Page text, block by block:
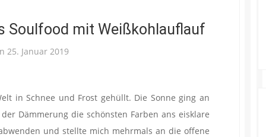
Soulfood mit Weißkohlauflauf
25. Januar 2019
in Schnee und Frost gehüllt. Die Sonne ging an
Dämmerung die schönsten Farben ans eisklare
und stellte mich mehrmals an die offene